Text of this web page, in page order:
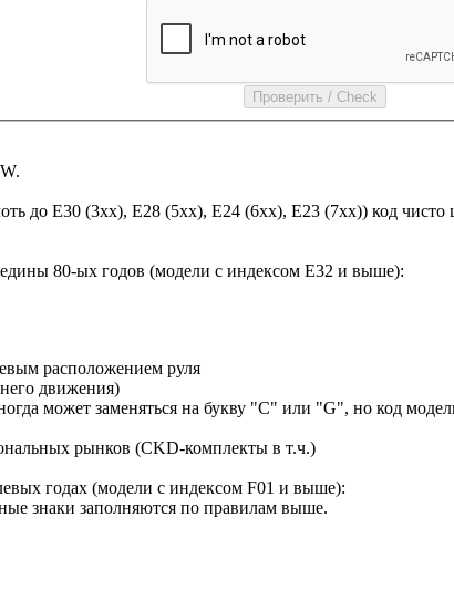
до E30 (3xx), E28 (5xx), E24 (6xx), E23 (7xx)) код
80-ых годов (модели с индексом E32 и выше):
расположением руля
движения)
может заменяться на букву "C" или "G", но код
рынков (CKD-комплекты в т.ч.)
годах (модели с индексом F01 и выше):
знаки заполняются по правилам выше.